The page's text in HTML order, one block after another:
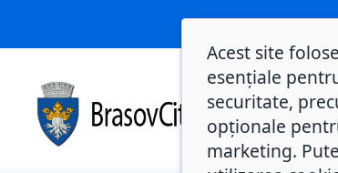
Acest site
esențiale
securitate,
opționale
marketing.